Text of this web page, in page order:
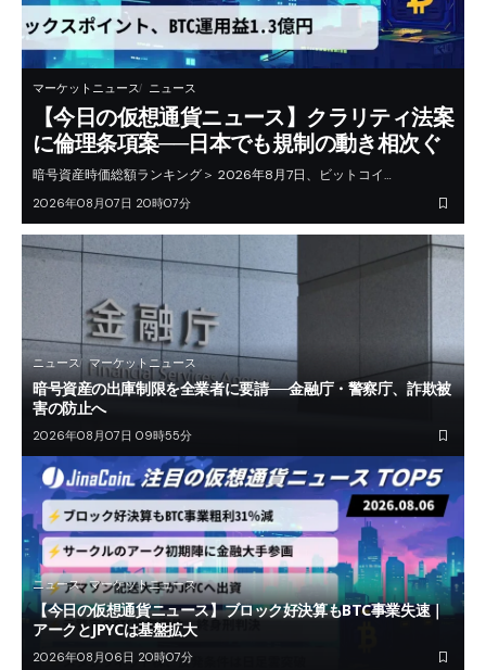
マーケットニュース ニュース
【今日の仮想通貨ニュース】クラリティ法案
に倫理条項案──日本でも規制の動き相次ぐ
暗号資産時価総額ランキング＞ 2026年8月7日、ビットコイ…
2026年08月07日 20時07分
ニュース マーケットニュース
暗号資産の出庫制限を全業者に要請──金融庁・警察庁、詐欺被
害の防止へ
2026年08月07日 09時55分
ニュース マーケットニュース
【今日の仮想通貨ニュース】ブロック好決算もBTC事業失速｜
アークとJPYCは基盤拡大
2026年08月06日 20時07分